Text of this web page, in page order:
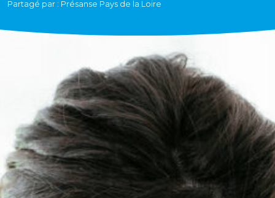
Partagé par : Présanse Pays de la Loire